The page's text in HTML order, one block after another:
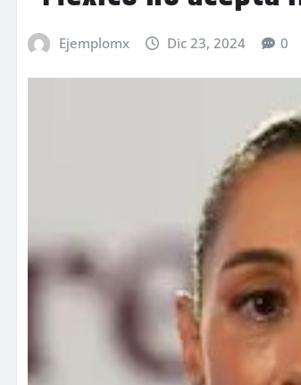
Ejemplomx Dic 23, 2024 0